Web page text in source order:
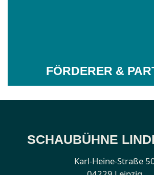
FÖRDERER &
SCHAUBÜHNE
Karl-Heine-Straße